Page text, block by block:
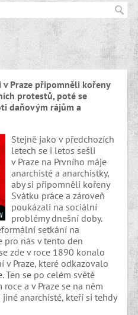
Praze připomněli kořeny
protestů, poté se
daňovým rájům a
Stejně jako v předchozích
letech se i letos sešli
v Praze na Prvního máje
anarchisté a anarchistky,
aby si připomněli kořeny
Svátku práce a zároveň
poukázali na sociální
problémy dnešní doby.
setkání na
pro nás v tento den
zde v roce 1890 konalo
Praze, které odkazovalo
Ten se po celém světě
a v Praze se na něm
anarchisté, kteří si tehdy